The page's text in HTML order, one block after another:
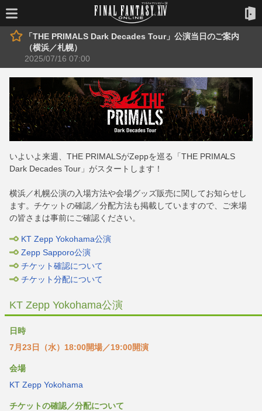
「THE PRIMALS Dark Decades Tour」公演当日のご案内
（横浜／札幌）
2025/07/16 07:00
いよいよ来週、THE PRIMALSがZeppを巡る「THE PRIMALS
Dark Decades Tour」がスタートします！
横浜／札幌公演の入場方法や会場グッズ販売に関してお知らせし
ます。チケットの確認／分配方法も掲載していますので、ご来場
の皆さまは事前にご確認ください。
KT Zepp Yokohama公演
Zepp Sapporo公演
チケット確認について
チケット分配について
KT Zepp Yokohama公演
日時
7月23日（水）18:00開場／19:00開演
会場
KT Zepp Yokohama
チケットの確認／分配について